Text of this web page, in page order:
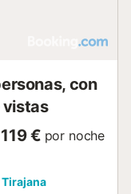
en la calle y
con
vistas
119 € por noche
Tirajana